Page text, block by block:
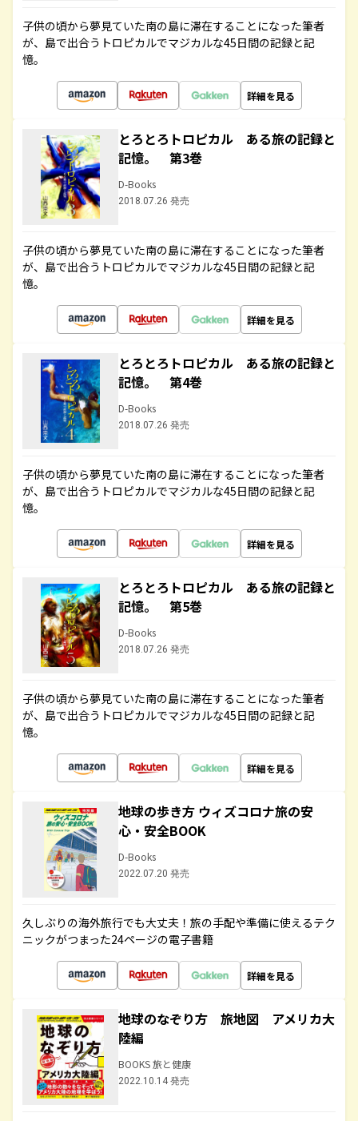
子供の頃から夢見ていた南の島に滞在することになった筆者
が、島で出合うトロピカルでマジカルな45日間の記録と記
憶。
詳細を見る
とろとろトロピカル ある旅の記録と
記憶。 第3巻
D-Books
2018.07.26 発売
子供の頃から夢見ていた南の島に滞在することになった筆者
が、島で出合うトロピカルでマジカルな45日間の記録と記
憶。
詳細を見る
とろとろトロピカル ある旅の記録と
記憶。 第4巻
D-Books
2018.07.26 発売
子供の頃から夢見ていた南の島に滞在することになった筆者
が、島で出合うトロピカルでマジカルな45日間の記録と記
憶。
詳細を見る
とろとろトロピカル ある旅の記録と
記憶。 第5巻
D-Books
2018.07.26 発売
子供の頃から夢見ていた南の島に滞在することになった筆者
が、島で出合うトロピカルでマジカルな45日間の記録と記
憶。
詳細を見る
地球の歩き方 ウィズコロナ旅の安
心・安全BOOK
D-Books
2022.07.20 発売
久しぶりの海外旅行でも大丈夫！旅の手配や準備に使えるテク
ニックがつまった24ページの電子書籍
詳細を見る
地球のなぞり方 旅地図 アメリカ大
陸編
BOOKS 旅と健康
2022.10.14 発売